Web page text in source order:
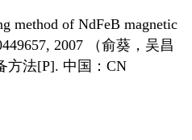
method of NdFeB magnetic
2007 （俞葵，吴昌
方法[P]. 中国：CN